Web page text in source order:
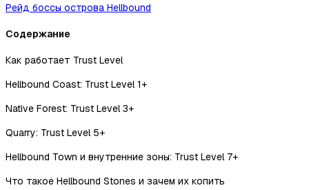
Рейд боссы острова Hellbound
Содержание
Как работает Trust Level
Hellbound Coast: Trust Level 1+
Native Forest: Trust Level 3+
Quarry: Trust Level 5+
Hellbound Town и внутренние зоны: Trust Level 7+
Что такое Hellbound Stones и зачем их копить